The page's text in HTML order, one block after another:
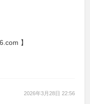
】
2026年3月28日 22:56